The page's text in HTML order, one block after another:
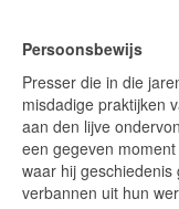
Persoonsbewijs
Presser die in die
misdadige praktijken
aan den lijve
een gegeven
waar hij
verbannen uit hun